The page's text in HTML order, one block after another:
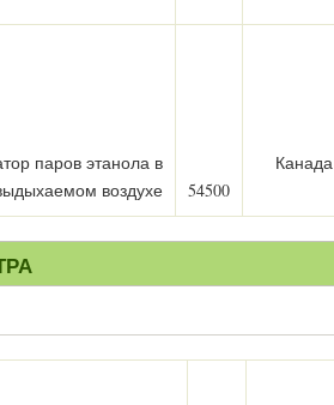
паров этанола в
воздухе
54500
Канада